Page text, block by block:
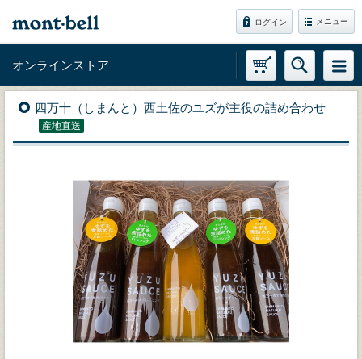
ログイン メニュー
オンラインストア
四万十（しまんと）西土佐のユズが主役の詰め合わせ
産地直送